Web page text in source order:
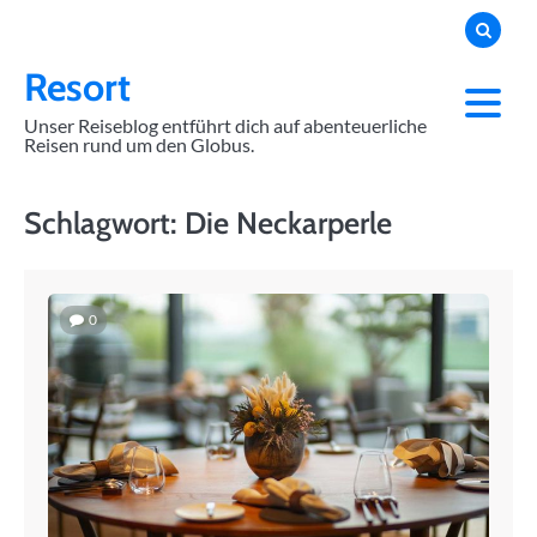
contentResort
Unser Reiseblog entführt dich auf abenteuerliche
Reisen rund um den Globus.
Schlagwort: Die Neckarperle
0